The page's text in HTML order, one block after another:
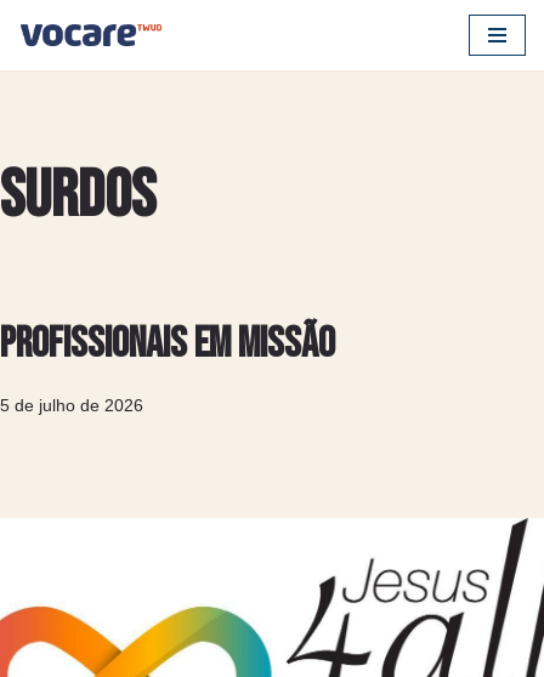
Pular
Surdos
Profissionais em missão
5 de julho de 2026